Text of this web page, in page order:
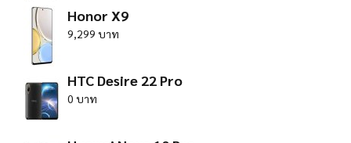
Honor X9
9,299 บาท
HTC Desire 22 Pro
0 บาท